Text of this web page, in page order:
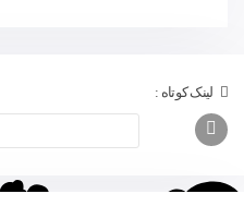
لینک کوتاه :